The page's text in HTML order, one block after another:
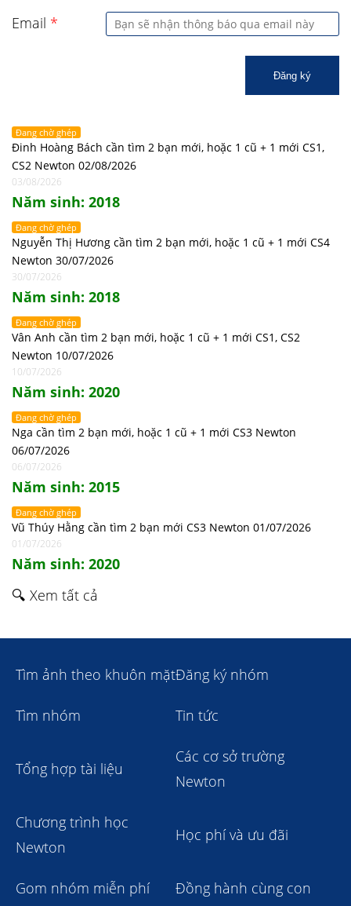
Email *
Đăng ký
Đang chờ ghép
Đinh Hoàng Bách cần tìm 2 bạn mới, hoặc 1 cũ + 1 mới CS1,
CS2 Newton 02/08/2026
03/08/2026
Năm sinh: 2018
Đang chờ ghép
Nguyễn Thị Hương cần tìm 2 bạn mới, hoặc 1 cũ + 1 mới CS4
Newton 30/07/2026
30/07/2026
Năm sinh: 2018
Đang chờ ghép
Vân Anh cần tìm 2 bạn mới, hoặc 1 cũ + 1 mới CS1, CS2
Newton 10/07/2026
10/07/2026
Năm sinh: 2020
Đang chờ ghép
Nga cần tìm 2 bạn mới, hoặc 1 cũ + 1 mới CS3 Newton
06/07/2026
06/07/2026
Năm sinh: 2015
Đang chờ ghép
Vũ Thúy Hằng cần tìm 2 bạn mới CS3 Newton 01/07/2026
01/07/2026
Năm sinh: 2020
🔍 Xem tất cả
Tìm ảnh theo khuôn mặtĐăng ký nhóm
Tìm nhóm Tin tức
Tổng hợp tài liệu
Các cơ sở trường
Newton
Chương trình học
Newton
Học phí và ưu đãi
Gom nhóm miễn phí Đồng hành cùng con